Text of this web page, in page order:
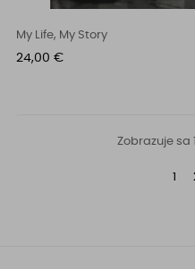
My Life, My Story
Cena
24,00 €
Zobrazuje sa
1